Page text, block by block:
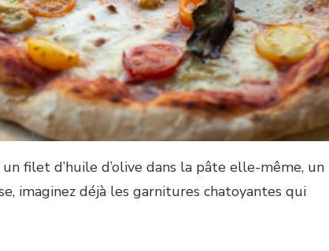
filet d’huile d’olive dans la pâte elle-même, un
imaginez déjà les garnitures chatoyantes qui